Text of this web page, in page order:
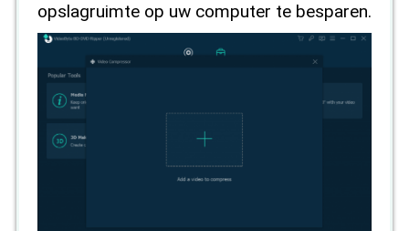
opslagruimte op uw computer te besparen.